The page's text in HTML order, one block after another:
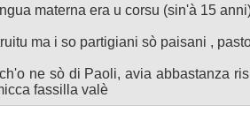
materna era u corsu (sin'à 15
ma i so partigiani sò paisani ,
ne sò di Paoli, avia abbastanza
fassilla valè